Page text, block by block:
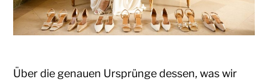
Über die genauen Ursprünge dessen, was wir